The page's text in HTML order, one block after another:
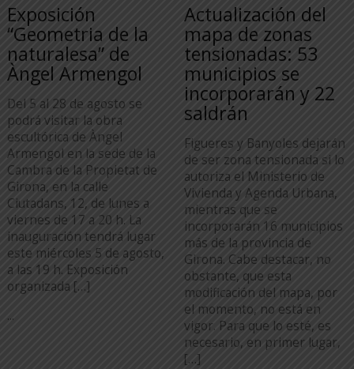
Exposición
“Geometria de la
naturalesa” de
Àngel Armengol
Del 5 al 28 de agosto se
podrá visitar la obra
escultórica de Àngel
Armengol en la sede de la
Cambra de la Propietat de
Girona, en la calle
Ciutadans, 12, de lunes a
viernes de 17 a 20 h. La
inauguración tendrá lugar
este miércoles 5 de agosto,
a las 19 h. Exposición
organizada […]
...
Actualización del
mapa de zonas
tensionadas: 53
municipios se
incorporarán y 22
saldrán
Figueres y Banyoles dejarán
de ser zona tensionada si lo
autoriza el Ministerio de
Vivienda y Agenda Urbana,
mientras que se
incorporarán 16 municipios
más de la provincia de
Girona. Cabe destacar, no
obstante, que esta
modificación del mapa, por
el momento, no está en
vigor. Para que lo esté, es
necesario, en primer lugar,
[…]